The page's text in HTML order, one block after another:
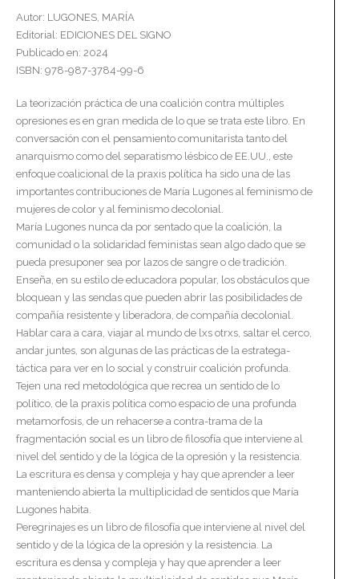
Autor: LUGONES, MARÍA
Editorial: EDICIONES DEL SIGNO
Publicado en: 2024
ISBN: 978-987-3784-99-6
La teorización práctica de una coalición contra múltiples
opresiones es en gran medida de lo que se trata este libro. En
conversación con el pensamiento comunitarista tanto del
anarquismo como del separatismo lésbico de EE.UU., este
enfoque coalicional de la praxis política ha sido una de las
importantes contribuciones de María Lugones al feminismo de
mujeres de color y al feminismo decolonial.
María Lugones nunca da por sentado que la coalición, la
comunidad o la solidaridad feministas sean algo dado que se
pueda presuponer sea por lazos de sangre o de tradición.
Enseña, en su estilo de educadora popular, los obstáculos que
bloquean y las sendas que pueden abrir las posibilidades de
compañía resistente y liberadora, de compañía decolonial.
Hablar cara a cara, viajar al mundo de lxs otrxs, saltar el cerco,
andar juntes, son algunas de las prácticas de la estratega-
táctica para ver en lo social y construir coalición profunda.
Tejen una red metodológica que recrea un sentido de lo
político, de la praxis política como espacio de una profunda
metamorfosis, de un rehacerse a contra-trama de la
fragmentación social es un libro de filosofía que interviene al
nivel del sentido y de la lógica de la opresión y la resistencia.
La escritura es densa y compleja y hay que aprender a leer
manteniendo abierta la multiplicidad de sentidos que María
Lugones habita.
Peregrinajes es un libro de filosofía que interviene al nivel del
sentido y de la lógica de la opresión y la resistencia. La
escritura es densa y compleja y hay que aprender a leer